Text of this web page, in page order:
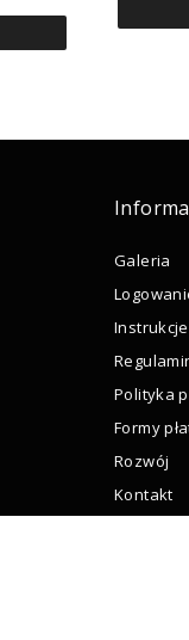
Galeria
Instrukcje
Polityka
Formy
Rozwój
Kontakt